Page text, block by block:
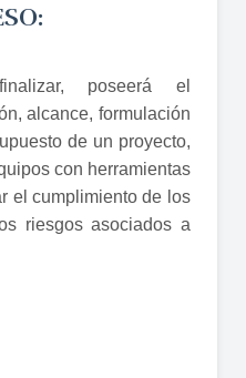
poseerá el
alcance, formulación
de un proyecto,
con herramientas
el cumplimiento de los
riesgos asociados a